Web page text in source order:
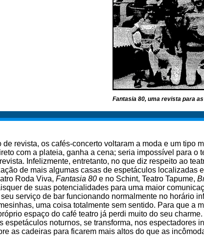
Fantasia 80, uma revista para
revista, os cafés-concerto voltaram a moda e um tipo
com a plateia, ganha a cena; seria impossível para o
Infelizmente, entretanto, no que diz respeito ao
de mais algumas casas de espetáculos localizadas
Roda Viva, Fantasia 80 e no Schint, Teatro Tapume,
de suas potencialidades para uma maior
serviço de bar funcionando normalmente no horário
uma coisa totalmente sem sentido. Para que a
espaço do café teatro já perdi muito do seu charme.
noturnos, se transforma, nos espectadores
as cadeiras para ficarem mais altos do que as